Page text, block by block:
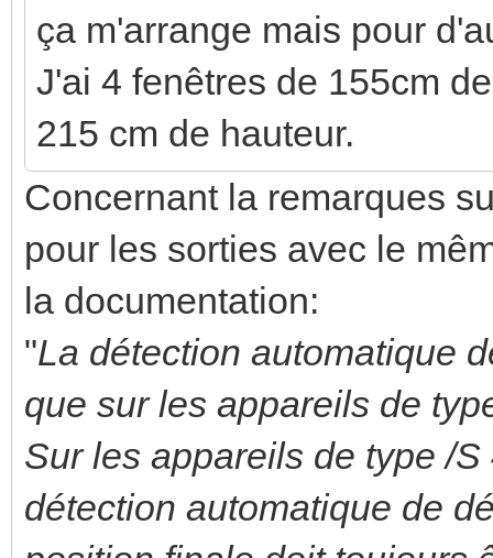
ça m'arrange mais pour
J'ai 4 fenêtres de 155cm
215 cm de hauteur.
Concernant la remarques
pour les sorties avec le
la documentation:
"La détection automatique
que sur les appareils de
Sur les appareils de type /
détection automatique de